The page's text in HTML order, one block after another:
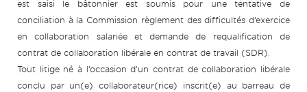
est saisi le bâtonnier est soumis pour une tentative de
conciliation à la Commission règlement des difficultés d’exercice
en collaboration salariée et demande de requalification de
contrat de collaboration libérale en contrat de travail (SDR).
Tout litige né à l’occasion d’un contrat de collaboration libérale
conclu par un(e) collaborateur(rice) inscrit(e) au barreau de